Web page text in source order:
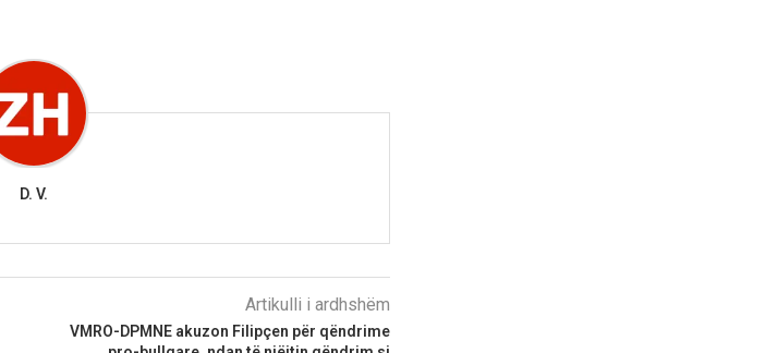
D. V.
Artikulli i ardhshëm
VMRO-DPMNE akuzon Filipçen për qëndrime